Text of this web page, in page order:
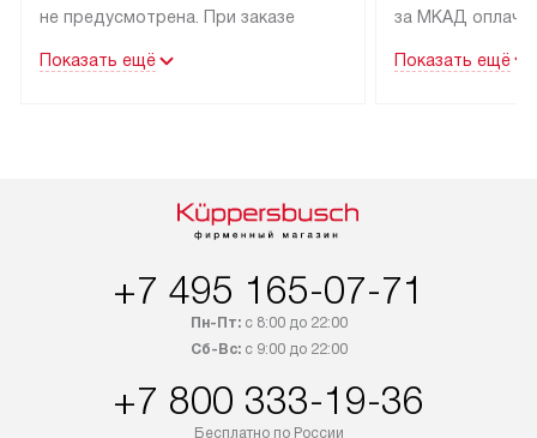
не предусмотрена. При заказе
рекомендуем обсудить
в течение трех дней. Если вам
обсудите возможность его
приобретения с менеджером сайта.
Товары с специальным лейблом
по Москве в пределах МКАД,
и отдельная доставка аксессуаров
Показать ещё
за МКАД
партнера
прайсу. Сервис
гарантию 1 год
установление,
и регулярное
Показать ещё
+7 495 165-07-71
Пн-Пт:с 8:00 до 22:00
Сб-Вс:с 9:00 до 22:00
+7 800 333-19-36
Бесплатно по России